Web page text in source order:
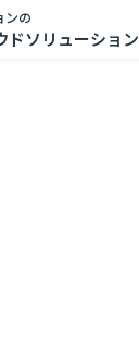
ンの
ドソリューション